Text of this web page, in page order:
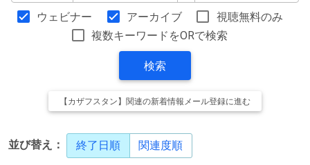
ウェビナー アーカイブ
視聴無料のみ
複数キーワードをORで検索
検索
【カザフスタン】関連の新着情報メール登録に進む
並び替え： 終了日順 関連度順